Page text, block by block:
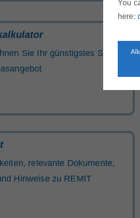
You
here:
Sie Ihr günstigstes Strom-
relevante Dokumente,
Hinweise zu REMIT